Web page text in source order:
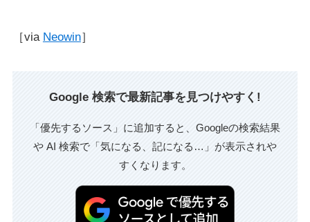
［via Neowin］
Google 検索で最新記事を見つけやすく!
「優先するソース」に追加すると、Googleの検索結果
や AI 検索で「気になる、記になる…」が表示されや
すくなります。